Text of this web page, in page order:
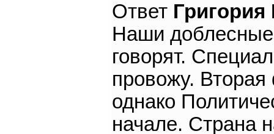
Ответ
Наши
говорят.
провожу. Вторая
однако
начале. Страна